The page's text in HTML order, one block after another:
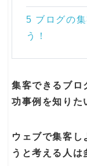
5 ブログの
う！
集客できるブロ
功事例を知りた
ウェブで集客し
うと考える人は